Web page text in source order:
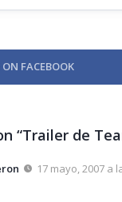
ON FACEBOOK
“Trailer de
17 mayo, 2007 a